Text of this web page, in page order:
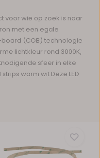
voor wie op zoek is naar
met een egale
(COB) technologie
lichtkleur rond 3000K,
sfeer in elke
warm wit Deze LED